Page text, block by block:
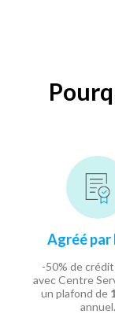
Agréé
-50% de
avec Centre
un plafond de
annuel.